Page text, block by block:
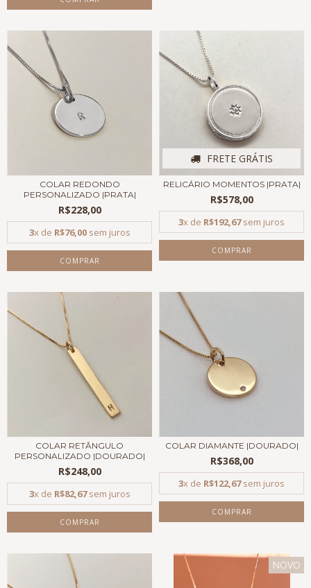
COLAR REDONDO
PERSONALIZADO |PRATA|
R$228,00
3x de R$76,00sem juros
COMPRAR
FRETE GRÁTIS
RELICÁRIO MOMENTOS |PRATA|
R$578,00
3x de R$192,67sem juros
COMPRAR
COLAR RETÂNGULO
PERSONALIZADO |DOURADO|
R$248,00
3x de R$82,67sem juros
COMPRAR
COLAR DIAMANTE |DOURADO|
R$368,00
3x de R$122,67sem juros
COMPRAR
NOVO